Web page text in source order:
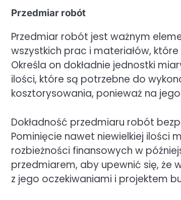
Przedmiar robót
Przedmiar robót jest ważnym
wszystkich prac i materiałów,
Określa on dokładnie jednostki
ilości, które są potrzebne do
kosztorysowania, ponieważ na
Dokładność przedmiaru robót
Pominięcie nawet niewielkiej ilości
rozbieżności finansowych w
przedmiarem, aby upewnić się, że
z jego oczekiwaniami i projektem